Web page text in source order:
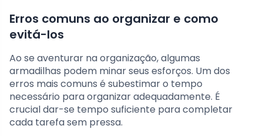
Erros comuns ao organizar e como
evitá-los
Ao se aventurar na organização, algumas
armadilhas podem minar seus esforços. Um dos
erros mais comuns é subestimar o tempo
necessário para organizar adequadamente. É
crucial dar-se tempo suficiente para completar
cada tarefa sem pressa.